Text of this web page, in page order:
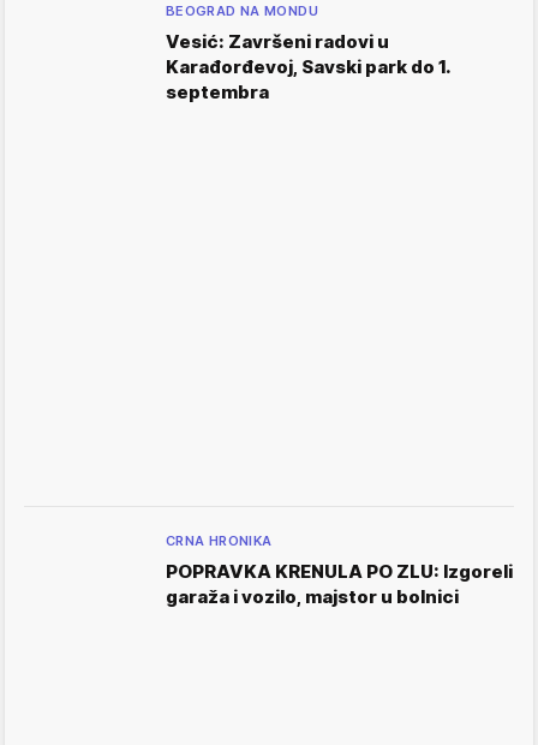
BEOGRAD NA MONDU
Vesić: Završeni radovi u
Karađorđevoj, Savski park do 1.
septembra
CRNA HRONIKA
POPRAVKA KRENULA PO ZLU: Izgoreli
garaža i vozilo, majstor u bolnici